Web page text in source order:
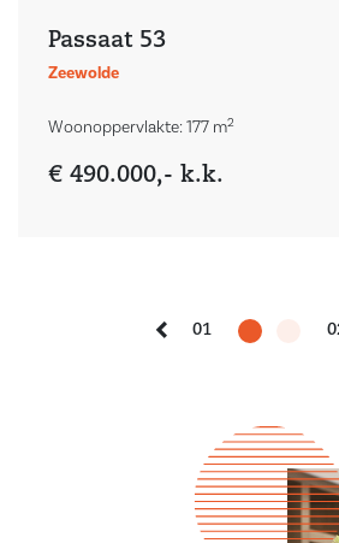
Passaat 53
Zeewolde
Woonoppervlakte: 177 m2
€ 490.000,- k.k.
01